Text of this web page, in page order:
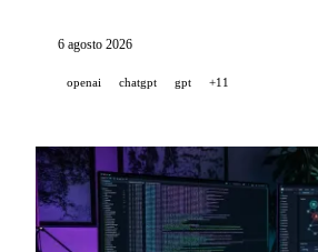
passa in disponibilità generale in
aperto che prevede i cicloni con
Muse Spark 1.2 e rivendica cinque
oro alle Olimpiadi scientifiche
accompagnati da altre quindici
di codice agentico e sul panorama
6 agosto 2026
openai chatgpt gpt +11